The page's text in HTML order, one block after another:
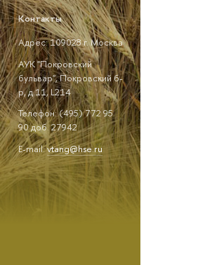
Контакты
Адрес: 109028 г. Москва
АУК "Покровский
бульвар", Покровский б-
р, д.11, L214
Телефон: (495) 772 95
90 доб. 27942
E-mail:vtang@hse.ru